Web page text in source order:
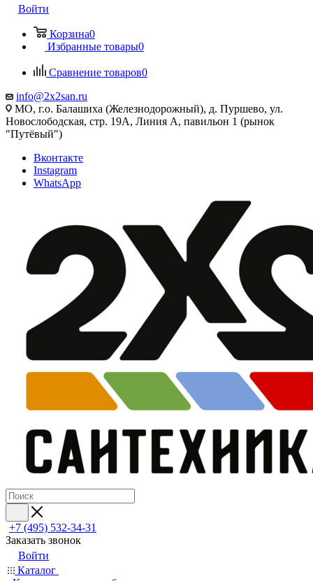
Войти
Корзина0
Избранные товары0
Сравнение товаров0
info@2x2san.ru
МО, г.о. Балашиха (Железнодорожный), д. Пуршево, ул.
Новослободская, стр. 19А, Линия А, павильон 1 (рынок
"Путёвый")
Вконтакте
Instagram
WhatsApp
+7 (495) 532‑34‑31
Заказать звонок
Войти
Каталог